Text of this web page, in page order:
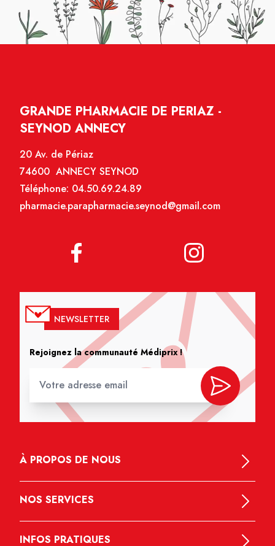
GRANDE PHARMACIE DE PERIAZ -
SEYNOD ANNECY
20 Av. de Périaz
74600 ANNECY SEYNOD
Téléphone: 04.50.69.24.89
pharmacie.parapharmacie.seynod@gmail.com
NEWSLETTER
Rejoignez la communauté Médiprix !
À PROPOS DE NOUS
NOS SERVICES
INFOS PRATIQUES